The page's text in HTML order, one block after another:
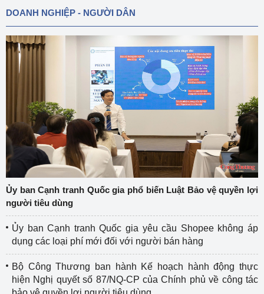
DOANH NGHIỆP - NGƯỜI DÂN
Ủy ban Cạnh tranh Quốc gia phổ biến Luật Bảo vệ quyền lợi
người tiêu dùng
Ủy ban Cạnh tranh Quốc gia yêu cầu Shopee không áp
dụng các loại phí mới đối với người bán hàng
Bộ Công Thương ban hành Kế hoạch hành động thực
hiện Nghị quyết số 87/NQ-CP của Chính phủ về công tác